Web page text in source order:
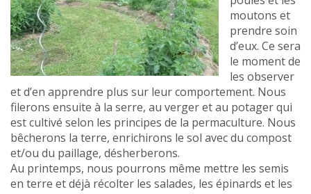
moutons et
prendre soin
d’eux. Ce sera
le moment de
les observer
et d’en apprendre plus sur leur comportement. Nous
filerons ensuite à la serre, au verger et au potager qui
est cultivé selon les principes de la permaculture. Nous
bêcherons la terre, enrichirons le sol avec du compost
et/ou du paillage, désherberons.
Au printemps, nous pourrons même mettre les semis
en terre et déjà récolter les salades, les épinards et les